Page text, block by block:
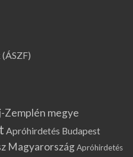
megye
Apróhirdetés Budapest
MagyarországApróhirdetés